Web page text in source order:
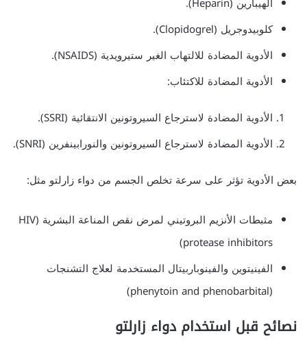
كلوبيدوجريل (Clopidogrel).
الأدوية المضادة للالتهاب الغير ستيرويدية (NSAIDS).
الأدوية المضادة للاكتئاب:
الأدوية المضادة لاسترجاع السيروتونين الانتقائية (SSRI).
الأدوية المضادة لاسترجاع السيروتونين والنورابينفرين (SNRI).
بعض الأدوية تؤثر على سرعة تخلص الجسم من دواء زارلتو مثل:
مثبطات الأنزيم البروتيني لمرض نقص المناعة البشرية (HIV
protease inhibitors)
الفينيتوين والفينوباربيتال المستخدمة لعلاج التشنجات
(phenytoin and phenobarbital)
نصائح قبل استخدام دواء زارلتو